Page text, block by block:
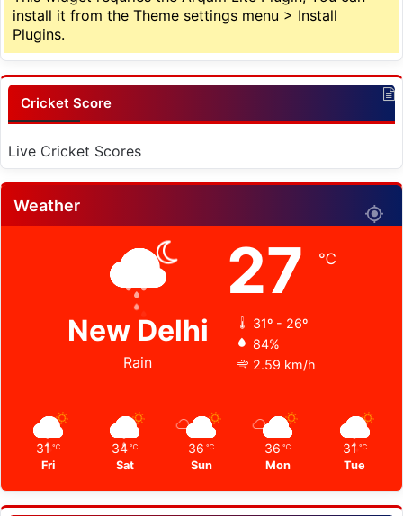
install it from the Theme settings menu > Install
Plugins.
Cricket Score
Live Cricket Scores
Weather
New Delhi
Rain
27 ℃
31º - 26º
84%
2.59 km/h
31 ℃
Fri
34 ℃
Sat
36 ℃
Sun
36 ℃
Mon
31 ℃
Tue